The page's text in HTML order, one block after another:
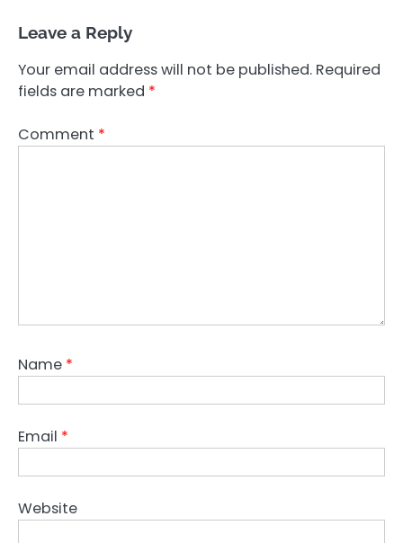
Leave a Reply
Your email address will not be published. Required
fields are marked *
Comment *
Name *
Email *
Website